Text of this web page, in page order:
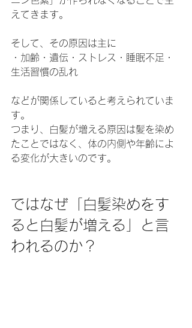
えてきます。
そして、その原因は主に
・加齢・遺伝・ストレス・睡眠不足・
生活習慣の乱れ
などが関係していると考えられていま
す。
つまり、白髪が増える原因は髪を染め
たことではなく、体の内側や年齢によ
る変化が大きいのです。
ではなぜ「白髪染めをす
ると白髪が増える」と言
われるのか？